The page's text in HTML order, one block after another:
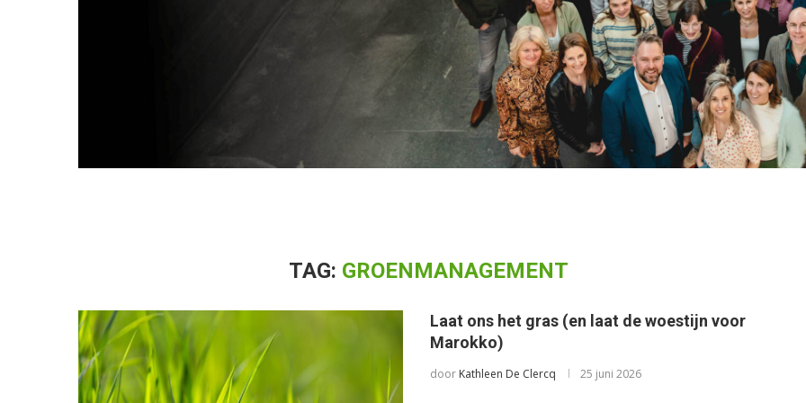
TAG: GROENMANAGEMENT
Laat ons het gras (en laat de woestijn voor
Marokko)
door Kathleen De Clercq 25 juni 2026